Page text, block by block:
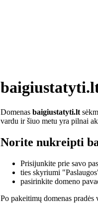
Domenas baigiustatyti.lt
vardu ir šiuo metu yra pilnai
Norite nukreipti
Prisijunkite prie savo
ties skyriumi
pasirinkite domeno
Po pakeitimų domenas pradės